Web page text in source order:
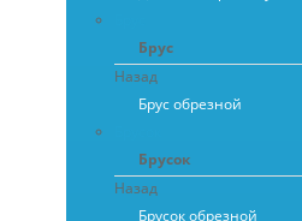
Брус
Назад
Брус обрезной
Брусок
Назад
Брусок обрезной